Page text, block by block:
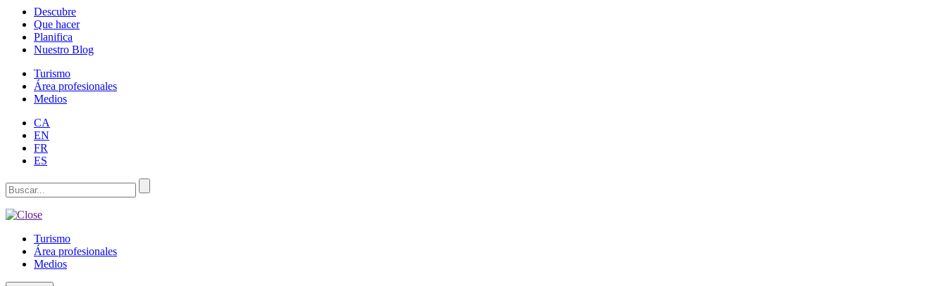
Descubre
Que hacer
Planifica
Nuestro Blog
Turismo
Área profesionales
Medios
CA
EN
FR
ES
Turismo
Área profesionales
Medios